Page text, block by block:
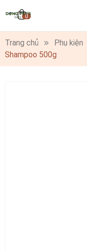
0
Trang chủ Phụ kiện
Shampoo 500g